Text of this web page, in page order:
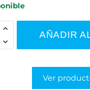
AÑADIR
Ver